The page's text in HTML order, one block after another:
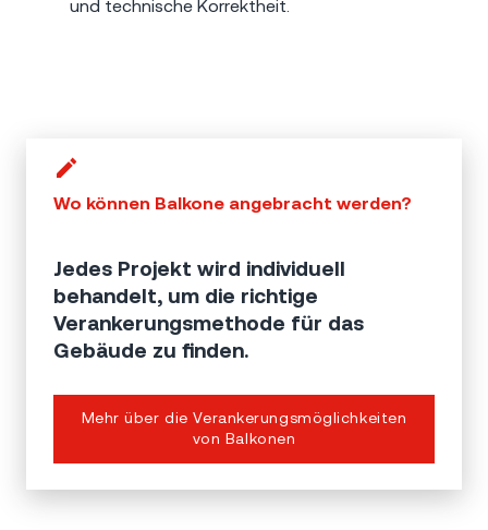
und technische Korrektheit.
Wo können Balkone angebracht werden?
Jedes Projekt wird individuell
behandelt, um die richtige
Verankerungsmethode für das
Gebäude zu finden.
Mehr über die Verankerungsmöglichkeiten
von Balkonen